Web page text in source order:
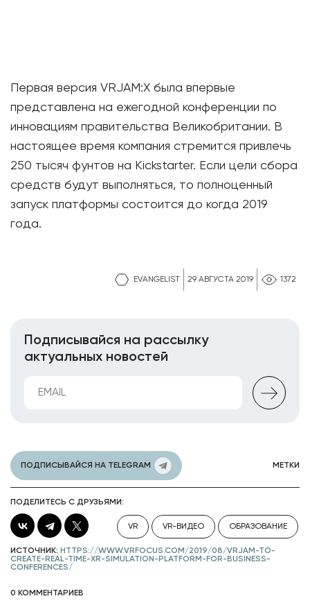
EVANGELIST 29 АВГУСТА 2019 1372
Первая версия VRJAM:X была впервые
представлена на ежегодной конференции по
инновациям правительства Великобритании. В
настоящее время компания стремится привлечь
250 тысяч фунтов на Kickstarter. Если цели сбора
средств будут выполняться, то полноценный
запуск платформы состоится до когда 2019
года.
Подписывайся на рассылку
актуальных новостей
ПОДПИСЫВАЙСЯ НА TELEGRAM МЕТКИ
ПОДЕЛИТЕСЬ С ДРУЗЬЯМИ:
VR VR-ВИДЕО ОБРАЗОВАНИЕ
ИСТОЧНИК: HTTPS://WWW.VRFOCUS.COM/2019/08/VRJAM-TO-
CREATE-REAL-TIME-XR-SIMULATION-PLATFORM-FOR-BUSINESS-
CONFERENCES/
0 КОММЕНТАРИЕВ